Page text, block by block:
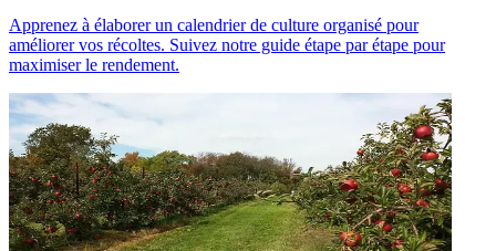
Apprenez à élaborer un calendrier de culture organisé pour
améliorer vos récoltes. Suivez notre guide étape par étape pour
maximiser le rendement.